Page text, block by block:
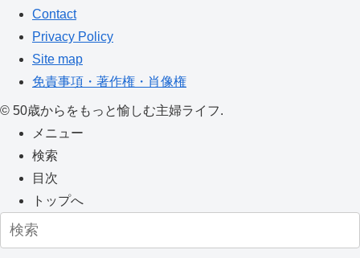
Contact
Privacy Policy
Site map
免責事項・著作権・肖像権
© 50歳からをもっと愉しむ主婦ライフ.
メニュー
検索
目次
トップへ